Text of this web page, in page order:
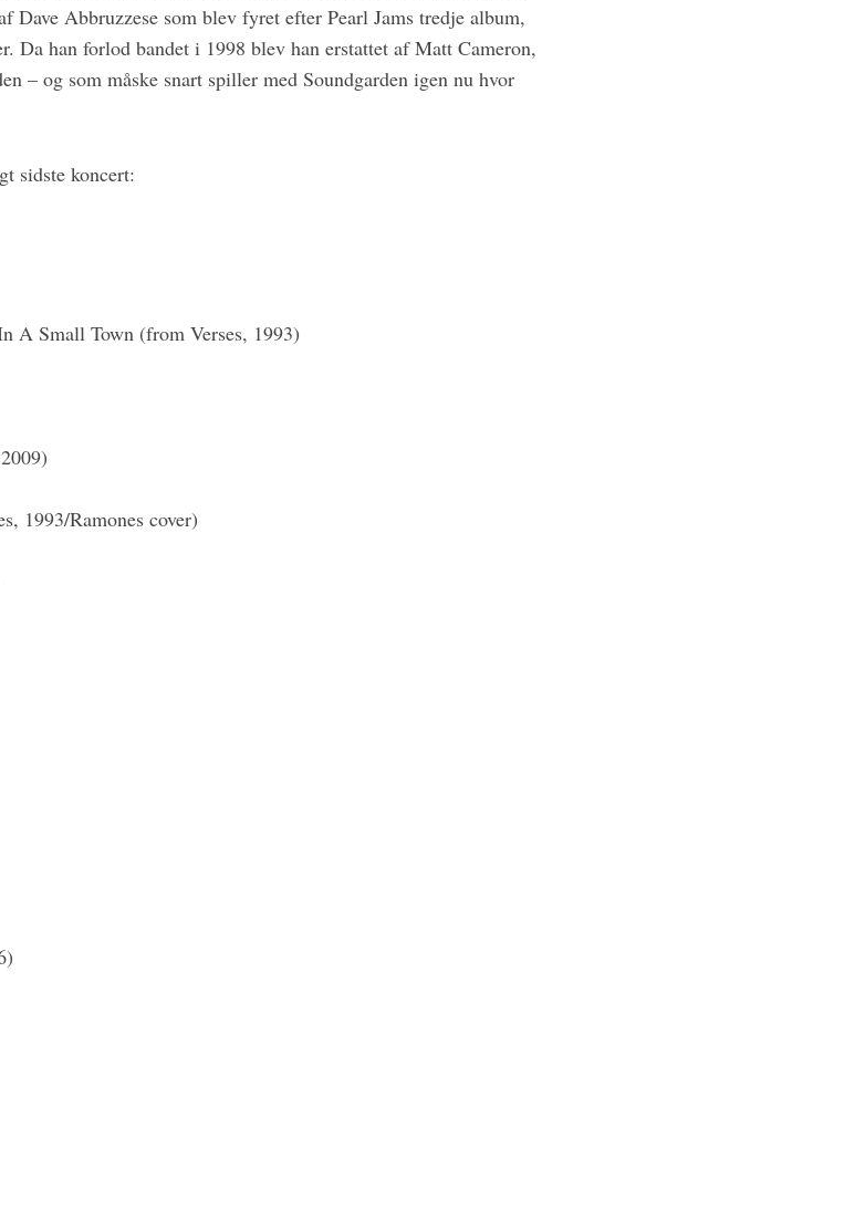
Dave Abbruzzese som blev fyret efter Pearl Jams tredje album,
Da han forlod bandet i 1998 blev han erstattet af Matt Cameron,
– og som måske snart spiller med Soundgarden igen nu hvor
sidste koncert:
A Small Town (from Verses, 1993)
1993/Ramones cover)